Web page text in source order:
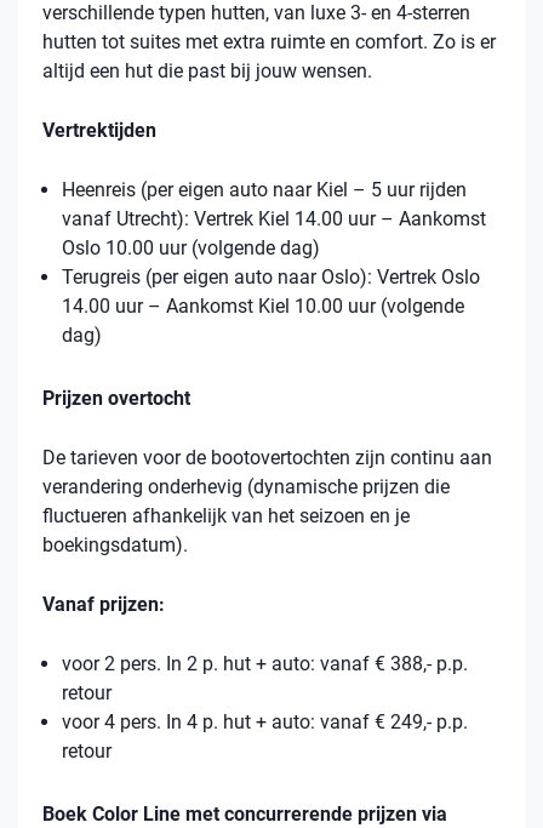
verschillende typen hutten, van luxe 3- en 4-sterren
hutten tot suites met extra ruimte en comfort. Zo is er
altijd een hut die past bij jouw wensen.
Vertrektijden
Heenreis (per eigen auto naar Kiel – 5 uur rijden
vanaf Utrecht): Vertrek Kiel 14.00 uur – Aankomst
Oslo 10.00 uur (volgende dag)
Terugreis (per eigen auto naar Oslo): Vertrek Oslo
14.00 uur – Aankomst Kiel 10.00 uur (volgende
dag)
Prijzen overtocht
De tarieven voor de bootovertochten zijn continu aan
verandering onderhevig (dynamische prijzen die
fluctueren afhankelijk van het seizoen en je
boekingsdatum).
Vanaf prijzen:
voor 2 pers. In 2 p. hut + auto: vanaf € 388,- p.p.
retour
voor 4 pers. In 4 p. hut + auto: vanaf € 249,- p.p.
retour
Boek Color Line met concurrerende prijzen via